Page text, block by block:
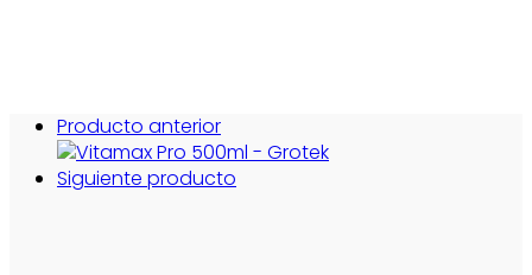
Producto anterior
Siguiente producto